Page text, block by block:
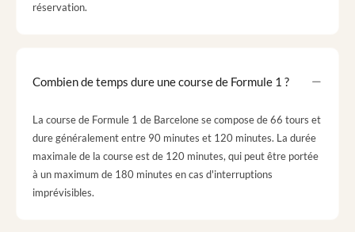
réservation.
Combien de temps dure une course de Formule 1 ?
La course de Formule 1 de Barcelone se compose de 66 tours et
dure généralement entre 90 minutes et 120 minutes. La durée
maximale de la course est de 120 minutes, qui peut être portée
à un maximum de 180 minutes en cas d'interruptions
imprévisibles.